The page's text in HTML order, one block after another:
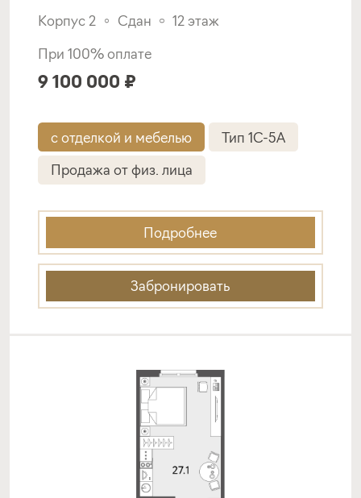
Корпус 2 Сдан
12 этаж
При 100% оплате
9 100 000 ₽
с отделкой и мебелью
Тип 1C-5A
Продажа от физ. лица
Подробнее
Забронировать